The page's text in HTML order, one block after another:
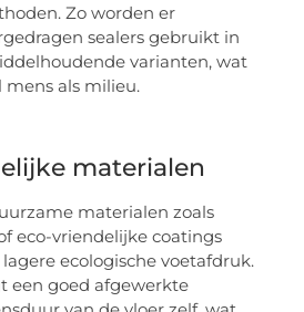
Zo worden er
sealers gebruikt in
varianten, wat
mens als milieu.
materialen
materialen zoals
eco-vriendelijke coatings
ecologische voetafdruk.
een goed afgewerkte